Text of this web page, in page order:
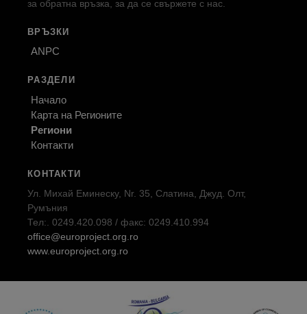
за обратна връзка, за да се свържете с нас.
ВРЪЗКИ
ANPC
РАЗДЕЛИ
Начало
Карта на Регионите
Региони
Контакти
КОНТАКТИ
Ул. Михай Еминеску, Nr. 35, Слатина, Джуд. Олт,
Румъния
Тел:. 0249.420.098 / факс: 0249.410.994
office@europroject.org.ro
www.europroject.org.ro